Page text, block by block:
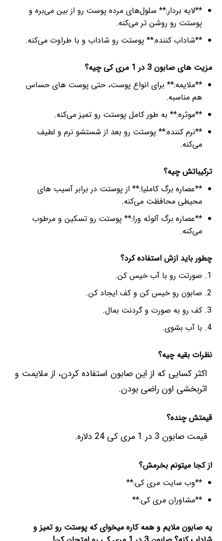
**لایه بردار:** سلول‌های مرده پوست رو از بین می‌بره و
پوستت رو روشن تر می‌کنه.
**شاداب کننده:** پوستت رو شاداب و با طراوت می‌کنه.
مزیت های صابون 3 در 1 مری کی چیه؟
**ملایمه:** برای انواع پوست، حتی پوست های حساس
هم مناسبه.
**موثره:** به طور کامل پوستت رو تمیز می‌کنه.
**نرم کننده:** پوستت رو بعد از شستشو نرم و لطیف
می‌کنه.
ترکیباتش چیه؟
**عصاره برگ کاملیا:** از پوستت در برابر آسیب های
محیطی محافظت می‌کنه.
**عصاره برگ آلوئه ورا:** پوستت رو تسکین و مرطوب
می‌کنه.
چطور باید ازش استفاده کرد؟
صورتت رو با آب خیس کن.
صابون رو خیس کن و کف ایجاد کن.
کف رو به صورت و گردنت بمال.
با آب بشوی.
نظرات بقیه چیه؟
اکثر کسایی که از این صابون استفاده کردن، از ملایمت و
اثربخشی اون راضی بودن.
قیمتش چنده؟
قیمت صابون 3 در 1 مری کی 24 دلاره.
از کجا میتونم بخرمش؟
**وب سایت مری کی:**
**مشاوران مری کی:**
یه صابون ملایم و همه کاره میخوای که پوستت رو تمیز و